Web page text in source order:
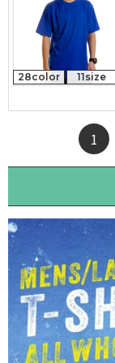
28color 11size
1